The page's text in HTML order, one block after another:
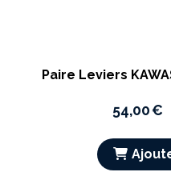
Paire Leviers
54,00€